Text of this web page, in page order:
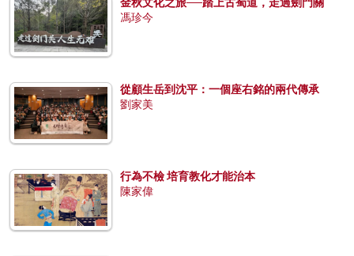
馮珍今
從顧生岳到沈平：一個座右銘的兩代傳承
劉家美
行為不檢 培育教化才能治本
陳家偉